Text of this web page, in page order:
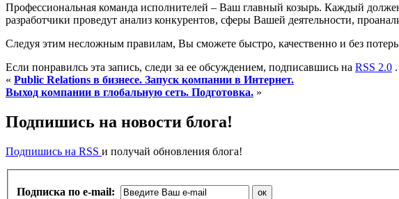
Профессиональная команда исполнителей – Ваш главный козырь. Каждый
разработчики проведут анализ конкурентов, сферы Вашей деятельности,
Следуя этим несложным правилам, Вы сможете быстро, качественно и без
Если понравилсь эта запись, следи за ее обсуждением, подписавшись на RSS 2.0 .
« Public Relations в бизнесе. Запуск компании в Интернет.
Выход компании в глобальную сеть. Подготовка. »
Подпишись на новости блога!
Подпишись на RSS и получай обновления блога!
Подписка по e-mail: